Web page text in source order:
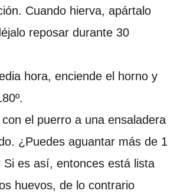
Cuando hierva, apártalo
reposar durante 30
hora, enciende el horno y
el puerro a una ensaladera
¿Puedes aguantar más de 1
Si es así, entonces está lista
huevos, de lo contrario